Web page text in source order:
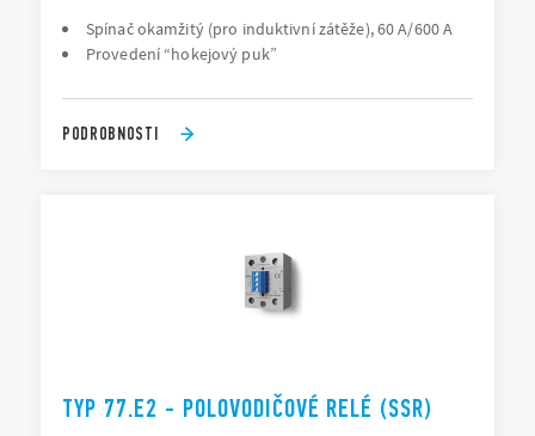
Spínač okamžitý (pro induktivní zátěže), 60 A/600 A
Provedení “hokejový puk”
PODROBNOSTI
TYP 77.E2 - POLOVODIČOVÉ RELÉ (SSR)